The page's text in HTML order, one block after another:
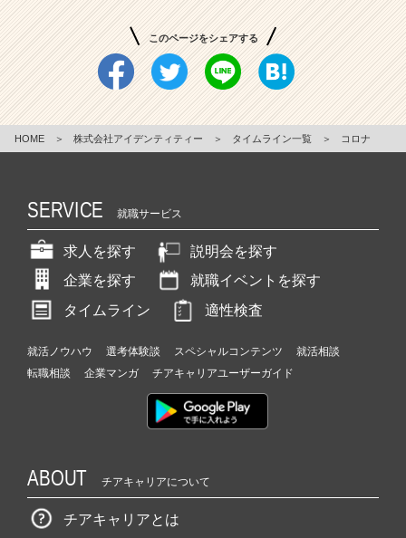
このページをシェアする
HOME ＞ 株式会社アイデンティティー ＞ タイムライン一覧 ＞ コロナ
SERVICE 就職サービス
求人を探す
説明会を探す
企業を探す
就職イベントを探す
タイムライン
適性検査
就活ノウハウ 選考体験談 スペシャルコンテンツ
就活相談
転職相談
企業マンガ チアキャリアユーザーガイド
ABOUT チアキャリアについて
チアキャリアとは